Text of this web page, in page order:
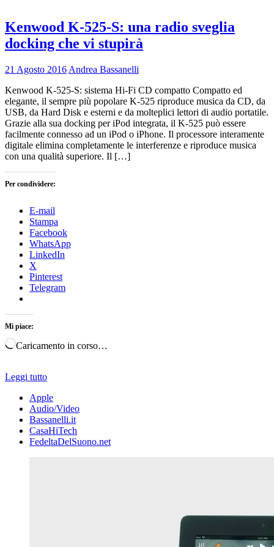
Kenwood K-525-S: una radio sveglia
docking che vi stupirà
21 Agosto 2016 Andrea Bassanelli
Kenwood K-525-S: sistema Hi-Fi CD compatto Compatto ed
elegante, il sempre più popolare K-525 riproduce musica da CD, da
USB, da Hard Disk e esterni e da molteplici lettori di audio portatile.
Grazie alla sua docking per iPod integrata, il K-525 può essere
facilmente connesso ad un iPod o iPhone. Il processore interamente
digitale elimina completamente le interferenze e riproduce musica
con una qualità superiore. Il […]
Per condividere:
E-mail
Stampa
Facebook
WhatsApp
LinkedIn
X
Pinterest
Telegram
Mi piace:
Caricamento in corso…
Leggi tutto
Apple
Audio/Video
Bassanelli.it
CasaHiTech
FedeltaDelSuono.net